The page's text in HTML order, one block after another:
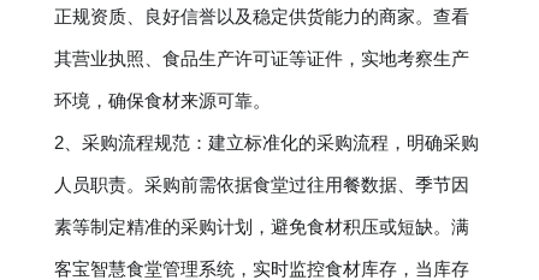
正规资质、良好信誉以及稳定供货能力的商家。查看
其营业执照、食品生产许可证等证件，实地考察生产
环境，确保食材来源可靠。
2、采购流程规范：建立标准化的采购流程，明确采购
人员职责。采购前需依据食堂过往用餐数据、季节因
素等制定精准的采购计划，避免食材积压或短缺。满
客宝智慧食堂管理系统，实时监控食材库存，当库存